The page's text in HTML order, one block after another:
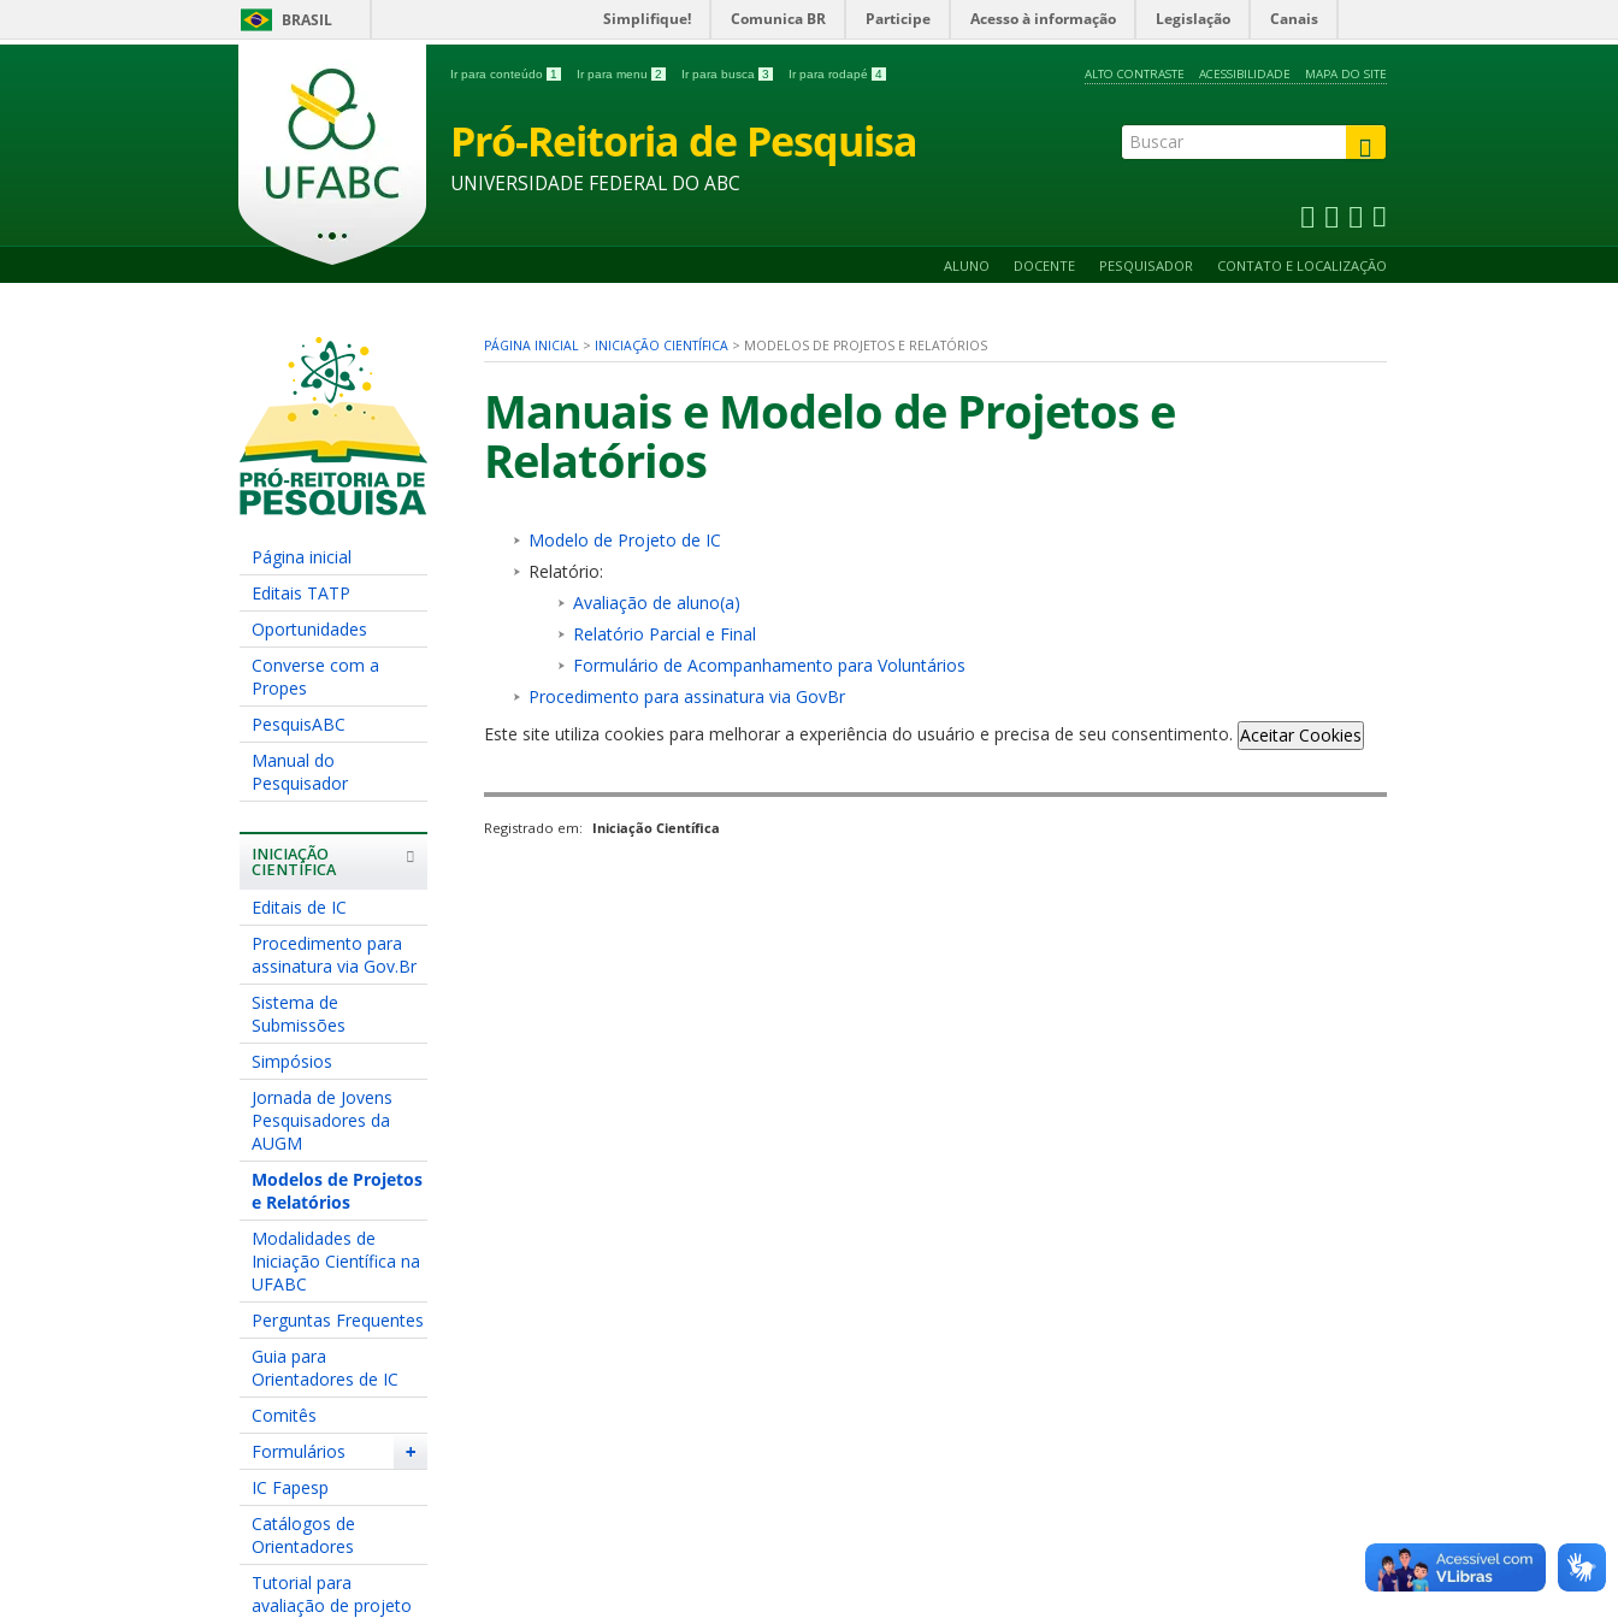
BRASIL Simplifique! Comunica BR Participe Acesso à informação Legislação Canais
Ir para conteúdo 1 Ir para menu 2 Ir para busca 3 Ir para rodapé 4 ALTO CONTRASTE ACESSIBILIDADE MAPA DO SITE
Pró-Reitoria de Pesquisa
UNIVERSIDADE FEDERAL DO ABC
ALUNO DOCENTE PESQUISADOR CONTATO E LOCALIZAÇÃO
Página inicial
Editais TATP
Oportunidades
Converse com a
Propes
PesquisABC
Manual do
Pesquisador
INICIAÇÃO
CIENTÍFICA
Editais de IC
Procedimento para
assinatura via Gov.Br
Sistema de
Submissões
Simpósios
Jornada de Jovens
Pesquisadores da
AUGM
Modelos de Projetos
e Relatórios
Modalidades de
Iniciação Científica na
UFABC
Perguntas Frequentes
Guia para
Orientadores de IC
Comitês
+
Formulários
IC Fapesp
Catálogos de
Orientadores
Tutorial para
avaliação de projeto
PÁGINA INICIAL > INICIAÇÃO CIENTÍFICA > MODELOS DE PROJETOS E RELATÓRIOS
Manuais e Modelo de Projetos e
Relatórios
Modelo de Projeto de IC
Relatório:
Avaliação de aluno(a)
Relatório Parcial e Final
Formulário de Acompanhamento para Voluntários
Procedimento para assinatura via GovBr
Este site utiliza cookies para melhorar a experiência do usuário e precisa de seu consentimento. Aceitar Cookies
Registrado em: Iniciação Científica